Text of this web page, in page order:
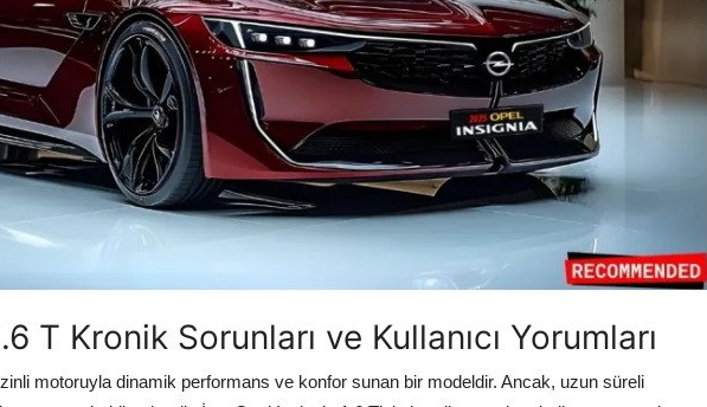
T Kronik Sorunları ve Kullanıcı Yorumları
motoruyla dinamik performans ve konfor sunan bir modeldir. Ancak, uzun süreli